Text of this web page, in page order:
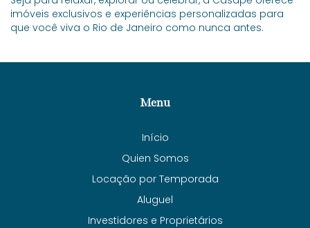
imóveis exclusivos e experiências personalizadas para
que você viva o Rio de Janeiro como nunca antes.
Menu
Início
Quien Somos
Locação por Temporada
Aluguel
Investidores e Proprietários